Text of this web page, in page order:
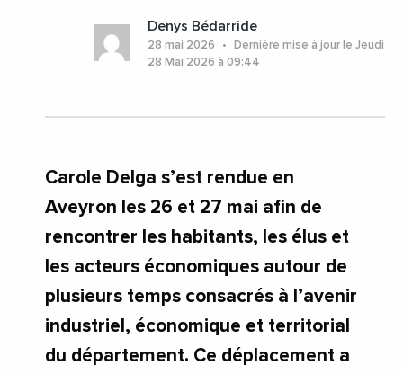
#RegionOccitanie
#Aveyron
#Occitanie
#OnetLeChateau
Denys Bédarride
28 mai 2026
Dernière mise à jour le Jeudi
28 Mai 2026 à 09:44
Carole Delga s’est rendue en
Aveyron les 26 et 27 mai afin de
rencontrer les habitants, les élus et
les acteurs économiques autour de
plusieurs temps consacrés à l’avenir
industriel, économique et territorial
du département. Ce déplacement a